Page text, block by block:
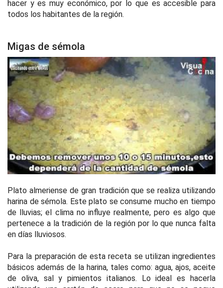
hacer y es muy económico, por lo que es accesible para
todos los habitantes de la región.
Migas de sémola
Plato almeriense de gran tradición que se realiza utilizando
harina de sémola. Este plato se consume mucho en tiempo
de lluvias; el clima no influye realmente, pero es algo que
pertenece a la tradición de la región por lo que nunca falta
en días lluviosos.
Para la preparación de esta receta se utilizan ingredientes
básicos además de la harina, tales como: agua, ajos, aceite
de oliva, sal y pimientos italianos. Lo ideal es hacerla